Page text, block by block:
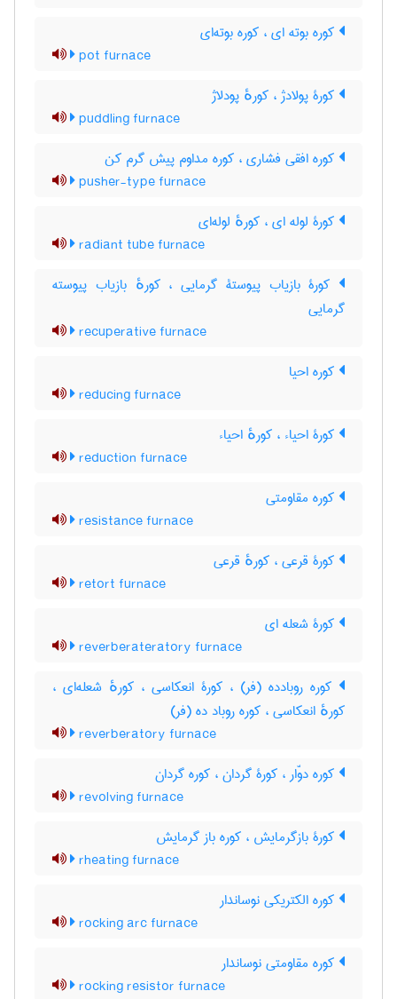
کوره بوته ای ، کوره بوته‌ای
pot furnace
کورۀ پولادژ ، کورهٔ پودلاژ
puddling furnace
کوره افقی فشاری ، کوره مداوم پیش گرم کن
pusher-type furnace
کورۀ لوله ای ، کورهٔ لوله‌ای
radiant tube furnace
کورۀ بازیاب پیوستۀ گرمایی ، کورهٔ بازیاب پیوسته
گرمایی
recuperative furnace
کوره احیا
reducing furnace
کورۀ احیاء ، کورهٔ احیاء
reduction furnace
کوره مقاومتی
resistance furnace
کورۀ قرعی ، کورهٔ قرعی
retort furnace
کورۀ شعله ای
reverberateratory furnace
کوره روبادده (فر) ، کورۀ انعکاسی ، کورهٔ شعله‌ای ،
کورهٔ انعکاسی ، کوره روباد ده (فر)
reverberatory furnace
کوره دوّار ، کورۀ گردان ، کوره گردان
revolving furnace
کورۀ بازگرمایش ، کوره باز گرمایش
rheating furnace
کوره الکتریکی نوساندار
rocking arc furnace
کوره مقاومتی نوساندار
rocking resistor furnace